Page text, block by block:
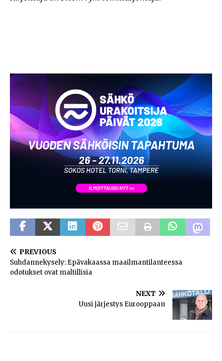
PREVIOUS
Suhdannekysely: Epävakaassa maailmantilanteessa
odotukset ovat maltillisia
NEXT
Uusi järjestys Eurooppaan